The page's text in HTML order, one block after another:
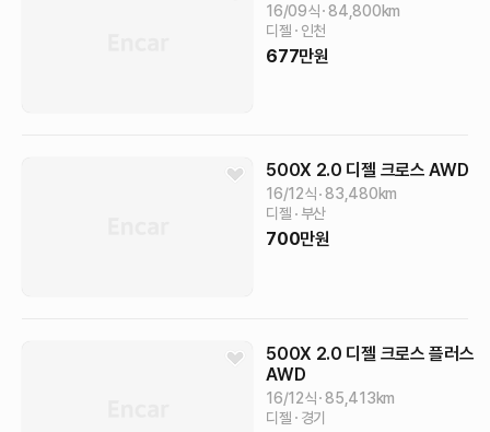
16/09식 84,800km
디젤
인천
677만원
500X 2.0 디젤 크로스 AWD
16/12식 83,480km
디젤
부산
700만원
500X 2.0 디젤 크로스 플러스
AWD
16/12식 85,413km
디젤
경기